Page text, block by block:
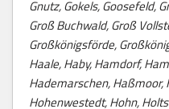
Gnutz, Gokels, Goosefeld,
Groß Buchwald, Groß
Großkönigsförde,
Haale, Haby, Hamdorf,
Hademarschen,
Hohenwestedt, Hohn,